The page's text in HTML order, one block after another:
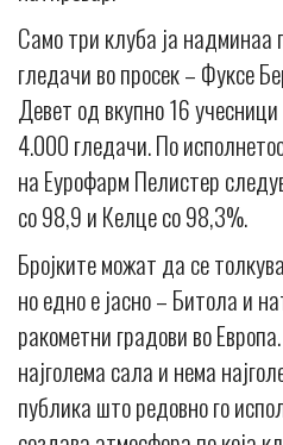
Само три клуба ја
гледачи во просек – Фуксе
Девет од вкупно 16
4.000 гледачи. По
на Еурофарм Пелистер
со 98,9 и Келце со 98,3%.
Бројките можат да се
но едно е јасно – Битола и
ракометни градови во
најголема сала и нема
публика што редовно го